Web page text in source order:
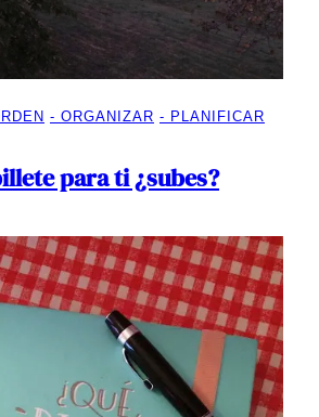
ORGANIZAR
PLANIFICAR
para ti ¿subes?